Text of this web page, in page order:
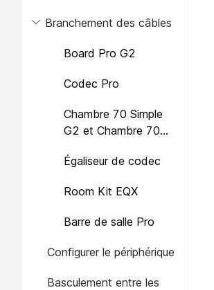
Branchement des câbles
Board Pro G2
Codec Pro
Chambre 70 Simple
G2 et Chambre 70
Égaliseur de codec
Room Kit EQX
Barre de salle Pro
Configurer le périphérique
Basculement entre les